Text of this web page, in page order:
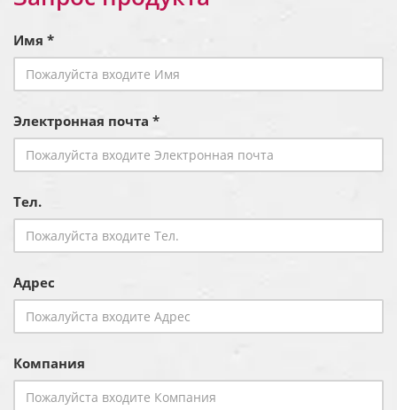
Имя *
Электронная почта *
Тел.
Адрес
Компания